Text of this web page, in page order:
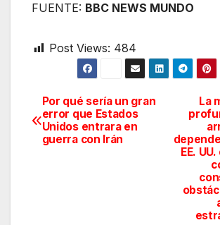
FUENTE: BBC NEWS MUNDO
Post Views: 484
Navegación
de
La
EE.
Por qué sería un gran
error que Estados
Unidos entrara en
guerra con Irán